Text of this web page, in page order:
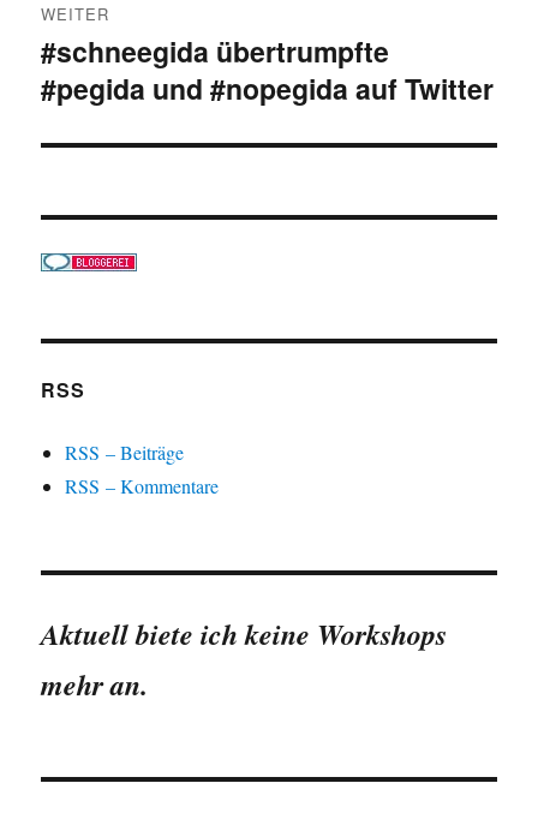
WEITER
Nächster
Beitrag:
#schneegida übertrumpfte
#pegida und #nopegida auf Twitter
RSS
RSS – Beiträge
RSS – Kommentare
Aktuell biete ich keine Workshops
mehr an.